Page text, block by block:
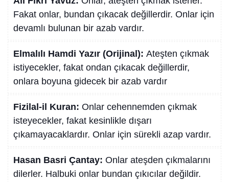
Fakat onlar, bundan çıkacak değillerdir. Onlar için
devamlı bulunan bir azab vardır.
Elmalılı Hamdi Yazır (Orijinal): Ateşten çıkmak
istiyecekler, fakat ondan çıkacak değillerdir,
onlara boyuna gidecek bir azab vardır
Fizilal-il Kuran: Onlar cehennemden çıkmak
isteyecekler, fakat kesinlikle dışarı
çıkamayacaklardır. Onlar için sürekli azap vardır.
Hasan Basri Çantay: Onlar ateşden çıkmalarını
dilerler. Halbuki onlar bundan çıkıcılar değildir.